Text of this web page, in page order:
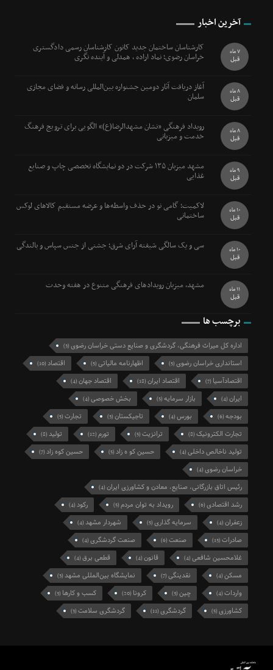
آخرین اخبار
کارشناسان ساختمان جدید کانون کارشناسان رسمی دادگستری
خراسان رضوی؛ نماد اراده ، همدلی و آینده نگری 7 ماه
قبل
آغاز دریافت آثار دومین جشنواره بین‌المللی رسانه و فضای مجازی
سلمان 8 ماه
قبل
رویداد فرهنگی «نشان مشهدالرضا(ع)» الگویی برای ترویج فرهنگ
خدمت و میزبانی 8 ماه
قبل
مشهد میزبان ۱۳۵ شرکت در دو نمایشگاه تخصصی چاپ و صنایع
غذایی 9 ماه
قبل
لاکمیت؛ گامی نو در حذف واسطه‌ها و عرضه مستقیم کالاهای لوکس
ساختمانی 10 ماه
قبل
سی و یک سالگی شیفته آرای شرق؛ جشنی از جنس سپاس و بالندگی 10 ماه
قبل
مشهد، میزبان رویدادهای فرهنگی متنوع در هفته وحدت 11 ماه
قبل
برچسب ها
اداره کل میراث فرهنگی، گردشگری و صنایع دستی خراسان رضوی(3)
استانداری خراسان رضوی(5) اظهارنامه مالیاتی(5) اقتصاد(10)
اقتصادآسیا (7) اقتصاد ایران(18) اقتصاد جهان(4)
ایران(4) بازار سرمایه(5) بخش خصوصی(4)
بودجه(6) بورس(4) تاجیکستان(3) تجارت(5)
تجارت الکترونیک(8) ترانزیت(5) تورم(12) تولید(8)
تولید ناخالص داخلی(4) حسین کو ه زاد(5) حسین کوه زاد(7)
خراسان رضوی(4)
رئیس اتاق بازرگانی، صنایع، معادن و کشاورزی ایران(4)
رشد اقتصادی(6) رویداد به توان مردم(5) رکود(4)
زعفران(4) سرمایه گذاری(5) شهردار مشهد(4)
صادرات(13) صنعت(6) صنعت گردشگری(4)
غلامحسین شافعی(4) قانون(4) قطعی برق(4)
مسکن(4) نقدینگی(7) نمایشگاه بین‌المللی مشهد(3)
واردات(4) چین(3) کرونا (20) کسب و کارها (3)
کشاورزی(5) گردشگری(11) گردشگری سلامت(3)